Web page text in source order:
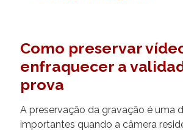
Como preservar
enfraquecer a
prova
A preservação da gravação é uma
importantes quando a câmera